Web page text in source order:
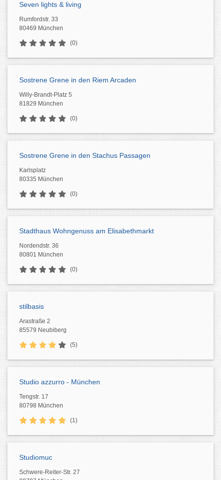
Seven lights & living
Rumfordstr. 33
80469 München
(0)
Sostrene Grene in den Riem Arcaden
Willy-Brandt-Platz 5
81829 München
(0)
Sostrene Grene in den Stachus Passagen
Karlsplatz
80335 München
(0)
Stadthaus Wohngenuss am Elisabethmarkt
Nordendstr. 36
80801 München
(0)
stilbasis
Arastraße 2
85579 Neubiberg
(5)
Studio azzurro - München
Tengstr. 17
80798 München
(1)
Studiomuc
Schwere-Reiter-Str. 27